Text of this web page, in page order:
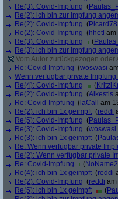
Re(3): Covid-Impfung (
Re(2): ich bin zur Impfung
Re(2): Covid-Impfung (
Re(2): Covid-Impfung (hhetl am
Re(3): Covid-Impfung
(
Re(3): ich bin zur Impfung
Vom Autor zurückgezogen
Re: Covid-Impfung (woswasi
Wenn verfügbar private
Re(4): Covid-Impfung
(
Re(2): Covid-Impfung (Alkestis
Re: Covid-Impfung ( laCall
am
Re(2): ich bin 1x geimpft (reddi
Re(5): Covid-Impfung (
Re(3): Covid-Impfung (woswasi
Re(3): ich bin 1x geimpft (
Re: Wenn verfügbar private
Re(2): Wenn verfügbar private
Re: Covid-Impfung
(
Re(4): ich bin 1x geimpft (reddi
Re(2): Covid-Impfung (reddi
Re(5): ich bin 1x geimpft
(